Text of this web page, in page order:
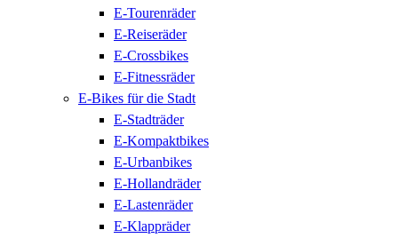
E-Tourenräder
E-Reiseräder
E-Crossbikes
E-Fitnessräder
E-Bikes für die Stadt
E-Stadträder
E-Kompaktbikes
E-Urbanbikes
E-Hollandräder
E-Lastenräder
E-Klappräder